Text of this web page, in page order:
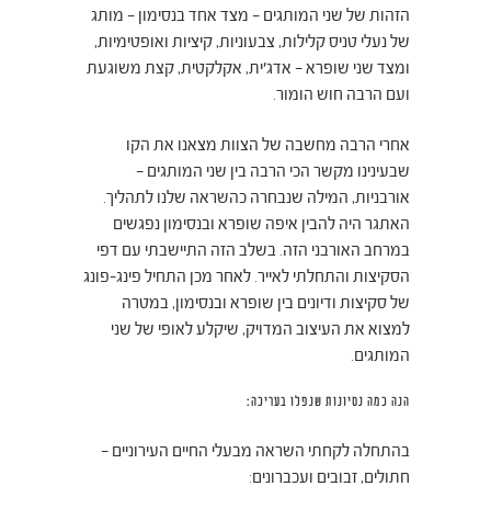
הזהות של שני המותגים – מצד אחד בנסימון – מותג
של נעלי טניס קלילות, צבעוניות, קיציות ואופטימיות,
ומצד שני שופרא – אדג׳ית, אקלקטית, קצת משוגעת
ועם הרבה חוש הומור.
אחרי הרבה מחשבה של הצוות מצאנו את הקו
שבעינינו מקשר הכי הרבה בין שני המותגים –
אורבניות, המילה שנבחרה כהשראה שלנו לתהליך.
האתגר היה להבין איפה שופרא ובנסימון נפגשים
במרחב האורבני הזה. בשלב הזה התיישבתי עם דפי
הסקיצות והתחלתי לאייר. לאחר מכן התחיל פינג-פונג
של סקיצות ודיונים בין שופרא ובנסימון, במטרה
למצוא את העיצוב המדויק, שיקלע לאופי של שני
המותגים.
הנה כמה נסיונות שנפלו בעריכה:
בהתחלה לקחתי השראה מבעלי החיים העירוניים –
חתולים, זבובים ועכברונים: